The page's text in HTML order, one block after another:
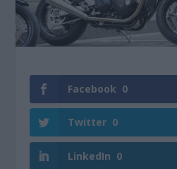
Facebook 0
Twitter 0
LinkedIn 0